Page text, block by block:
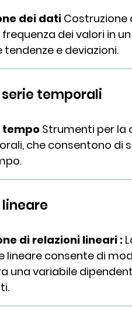
dei dati
dei valori in
e deviazioni.
temporali
tempo Strumenti per la
che consentono di
lineare
di relazioni lineari :
lineare consente di
una variabile